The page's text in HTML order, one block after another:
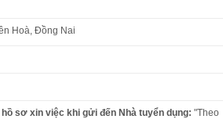
Hoà, Đồng Nai
sơ xin việc khi gửi đến Nhà tuyển dụng: "Theo